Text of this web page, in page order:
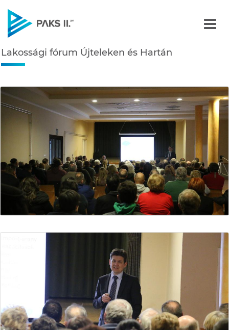
Navigáció
Lakossági fórum
Lakossági fórum Újteleken és Hartán